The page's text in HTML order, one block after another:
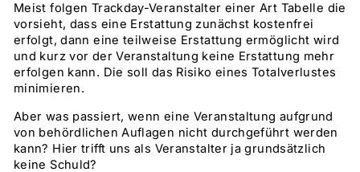
Meist folgen Trackday-Veranstalter einer Art Tabelle die
vorsieht, dass eine Erstattung zunächst kostenfrei
erfolgt, dann eine teilweise Erstattung ermöglicht wird
und kurz vor der Veranstaltung keine Erstattung mehr
erfolgen kann. Die soll das Risiko eines Totalverlustes
minimieren.
Aber was passiert, wenn eine Veranstaltung aufgrund
von behördlichen Auflagen nicht durchgeführt werden
kann? Hier trifft uns als Veranstalter ja grundsätzlich
keine Schuld?